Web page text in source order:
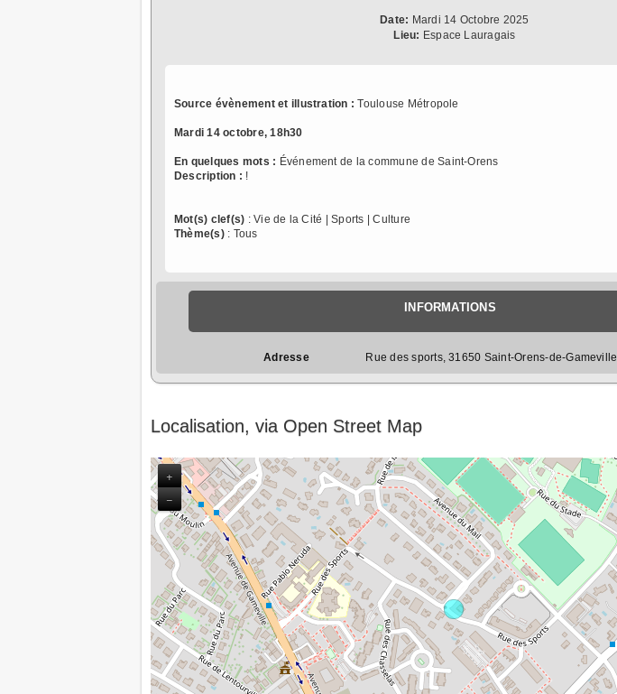
Date: Mardi 14 Octobre 2025
Lieu: Espace Lauragais
Source évènement et illustration : Toulouse Métropole
Mardi 14 octobre, 18h30
En quelques mots : Événement de la commune de Saint-Orens
Description : !
Mot(s) clef(s) : Vie de la Cité | Sports | Culture
Thème(s): Tous
INFORMATIONS
Adresse Rue des sports, 31650 Saint-Orens-de-Gameville
Localisation, via Open Street Map
+
−